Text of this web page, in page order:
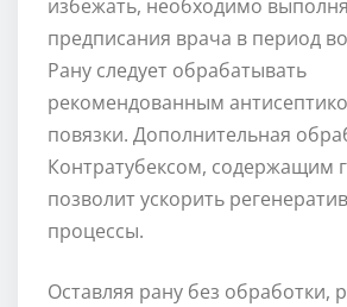
избежать, необходимо
предписания врача в период
Рану следует обрабатывать
рекомендованным
повязки. Дополнительная
Контратубексом, содержащим
позволит ускорить
процессы.
Оставляя рану без обработки,